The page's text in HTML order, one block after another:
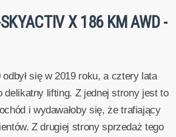
X 186 KM AWD -
się w 2019 roku, a cztery lata
delikatny lifting. Z jednej strony jest to
i wydawałoby się, że trafiający
Z drugiej strony sprzedaż tego